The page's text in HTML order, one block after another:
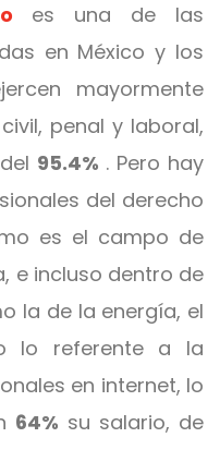
es una de las
en México y los
mayormente
penal y laboral,
95.4% . Pero hay
del derecho
es el campo de
e incluso dentro de
la de la energía, el
lo referente a la
en internet, lo
64% su salario, de